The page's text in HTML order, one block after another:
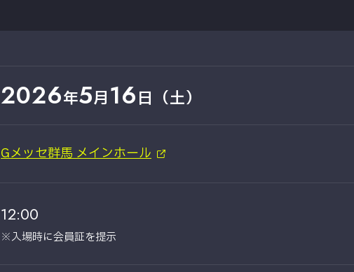
2026年5月16日（土）
Gメッセ群馬 メインホール
12:00
※入場時に会員証を提示